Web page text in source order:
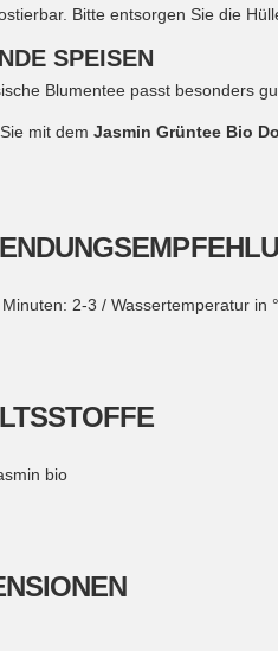
Bitte entsorgen Sie die
SPEISEN
Blumentee passt besonders
mit dem Jasmin Grüntee Bio
2-3 / Wassertemperatur in
bio